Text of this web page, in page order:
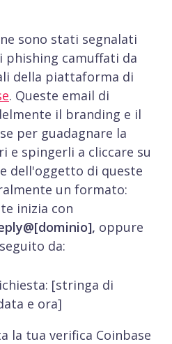
sono stati segnalati
camuffati da
della piattaforma di
. Queste email di
il branding e il
per guadagnare la
e spingerli a cliccare su
dell'oggetto di queste
un formato:
inizia con
oppure
da:
[stringa di
e ora]
la tua verifica Coinbase